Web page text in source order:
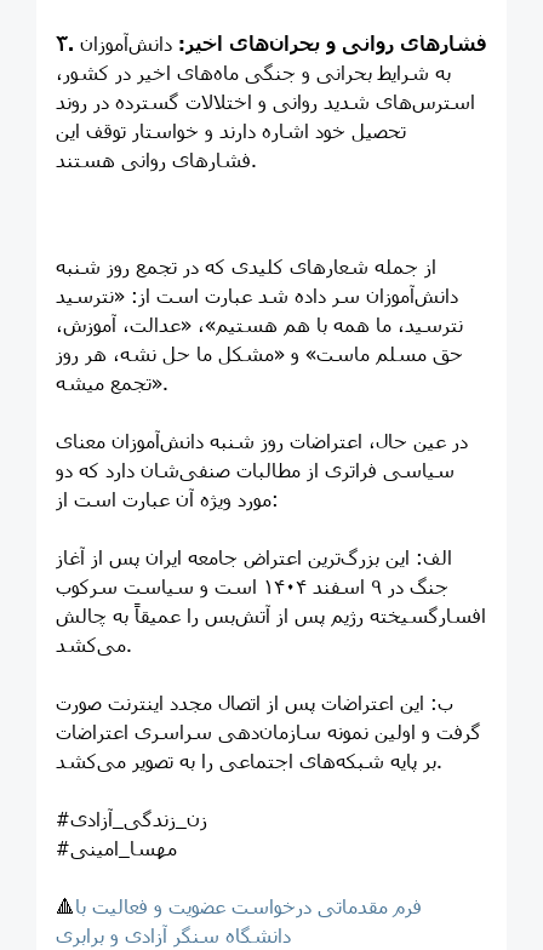
۳. فشارهای روانی و بحران‌های اخیر: دانش‌آموزان
به شرایط بحرانی و جنگی ماه‌های اخیر در کشور،
استرس‌های شدید روانی و اختلالات گسترده در روند
تحصیل خود اشاره دارند و خواستار توقف این
فشارهای روانی هستند.
از جمله شعارهای کلیدی که در تجمع روز شنبه
دانش‌آموزان سر داده شد عبارت است از: «نترسید
نترسید، ما همه با هم هستیم»، «عدالت، آموزش،
حق مسلم ماست» و «مشکل ما حل نشه، هر روز
تجمع میشه».
در عین حال، اعتراضات روز شنبه دانش‌آموزان معنای
سیاسی فراتری از مطالبات صنفی‌شان دارد که دو
مورد ویژه آن عبارت است از:
الف: این بزرگ‌ترین اعتراض جامعه ایران پس از آغاز
جنگ در ۹ اسفند ۱۴۰۴ است و سیاست سرکوب
افسارگسیخته رژیم پس از آتش‌بس را عمیقاً به چالش
می‌کشد.
ب: این اعتراضات پس از اتصال مجدد اینترنت صورت
گرفت و اولین نمونه سازمان‌دهی سراسری اعتراضات
بر پایه شبکه‌های اجتماعی را به تصویر می‌کشد.
#زن_زندگی_آزادی
#مهسا_امینی
🔺فرم مقدماتی درخواست عضویت و فعالیت با
دانشگاه سنگر آزادی و برابری